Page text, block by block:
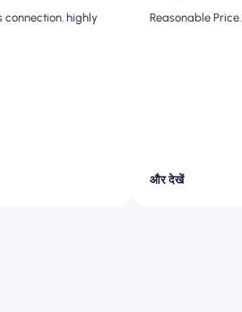
connection. highly
Reasonable
और देखें